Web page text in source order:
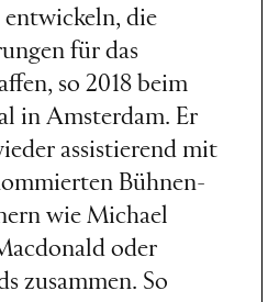
die
für das
so 2018 beim
in Amsterdam. Er
assistierend mit
Bühnen-
wie Michael
oder
zusammen. So